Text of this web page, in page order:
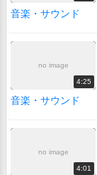
音楽・サウンド
no image
4:25
音楽・サウンド
no image
4:01